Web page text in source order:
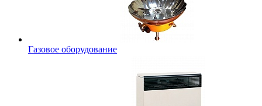
Газовое оборудование